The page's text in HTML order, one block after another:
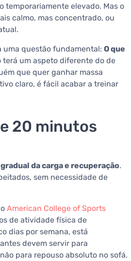
temporariamente elevado. Mas o
calmo, mas concentrado, ou
uma questão fundamental: O que
terá um aspeto diferente do de
que quer ganhar massa
claro, é fácil acabar a treinar
20 minutos
da carga e recuperação.
sem necessidade de
American College of Sports
de atividade física de
dias por semana, está
devem servir para
para repouso absoluto no sofá.